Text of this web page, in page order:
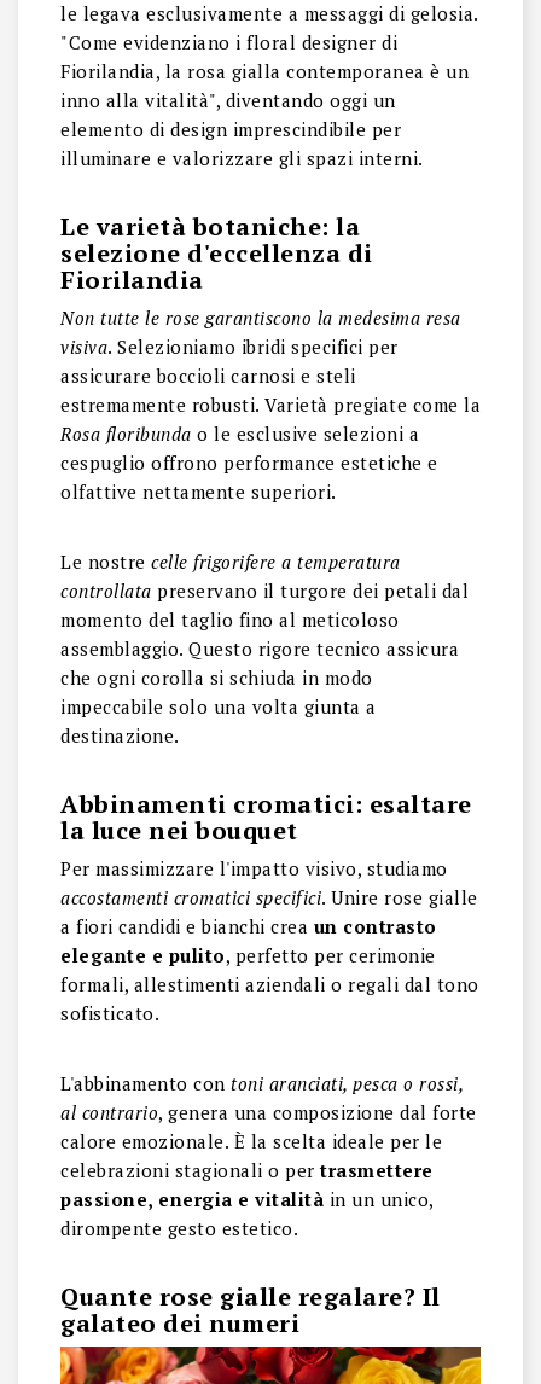
le legava esclusivamente a messaggi di gelosia.
"Come evidenziano i floral designer di
Fiorilandia, la rosa gialla contemporanea è un
inno alla vitalità", diventando oggi un
elemento di design imprescindibile per
illuminare e valorizzare gli spazi interni.
Le varietà botaniche: la
selezione d'eccellenza di
Fiorilandia
Non tutte le rose garantiscono la medesima resa
visiva. Selezioniamo ibridi specifici per
assicurare boccioli carnosi e steli
estremamente robusti. Varietà pregiate come la
Rosa floribunda o le esclusive selezioni a
cespuglio offrono performance estetiche e
olfattive nettamente superiori.
Le nostre celle frigorifere a temperatura
controllata preservano il turgore dei petali dal
momento del taglio fino al meticoloso
assemblaggio. Questo rigore tecnico assicura
che ogni corolla si schiuda in modo
impeccabile solo una volta giunta a
destinazione.
Abbinamenti cromatici: esaltare
la luce nei bouquet
Per massimizzare l'impatto visivo, studiamo
accostamenti cromatici specifici. Unire rose gialle
a fiori candidi e bianchi crea un contrasto
elegante e pulito, perfetto per cerimonie
formali, allestimenti aziendali o regali dal tono
sofisticato.
L'abbinamento con toni aranciati, pesca o rossi,
al contrario, genera una composizione dal forte
calore emozionale. È la scelta ideale per le
celebrazioni stagionali o pertrasmettere
passione, energia e vitalità in un unico,
dirompente gesto estetico.
Quante rose gialle regalare? Il
galateo dei numeri